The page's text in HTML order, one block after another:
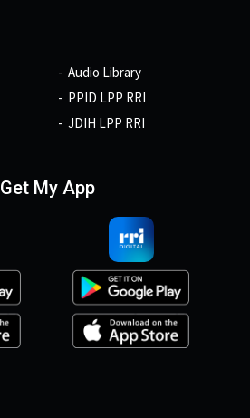
Audio Library
PPID LPP RRI
JDIH LPP RRI
Get My App